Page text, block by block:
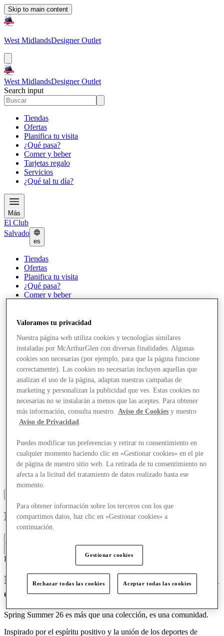
Skip to main content
West MidlandsDesigner Outlet
West MidlandsDesigner Outlet
Search input
Tiendas
Ofertas
Planifica tu visita
¿Qué pasa?
Comer y beber
Tarjetas regalo
Servicios
¿Qué tal tu día?
Más
El Club
Salvado
es
Tiendas
Ofertas
Planifica tu visita
¿Qué pasa?
Comer y beber
¿Qué tal tu día?
Más
French Connection
Ropa ropa de hombreRopa femenina
Reconocido por crear ropa de moda y con
enfoque de diseño desde 1972.
Spring Summer 26 es más que una colección, es una comunidad.
Inspirado por el espíritu positivo y la unión de los deportes de
Valoramos tu privacidad
Nuestra página web utiliza cookies y tecnologías similares
instaladas por McArthurGlen con diversas finalidades. Algunas
cookies son necesarias (por ejemplo, para que la página funcione
correctamente). Las cookies no necesarias incluyen aquellas que
analizan el uso de la página, adaptan nuestras campañas de
marketing y personalizan la publicidad que ves. Estas cookies no
necesarias no se instalarán a menos que las aceptes. Para obtener
más información, consulta nuestro
Aviso de Cookies y nuestro
Aviso de Privacidad.
Puedes modificar tus preferencias y retirar tu consentimiento en
cualquier momento haciendo clic en «Gestionar cookies» en el pie
de página de nuestro sitio web. La retirada de tu consentimiento no
afecta a la licitud del tratamiento de datos realizado hasta ese
momento.
Para obtener información sobre los terceros con los que
compartimos datos, haz clic en «Gestionar cookies» a
continuación.
Gestionar cookies
Rechazar todas las cookies Aceptar todas las cookies